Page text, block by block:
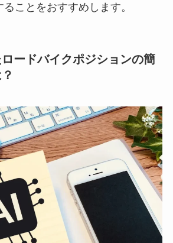
ことをおすすめします。
ードバイクポジションの簡